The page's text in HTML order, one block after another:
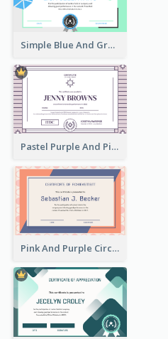
Simple Blue And Green Triangles Shapes Certificate
Pastel Purple And Pink Elegant Certificate Design
Pink And Purple Circles Pattern Appreciation Certificate